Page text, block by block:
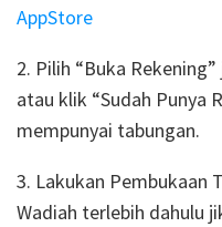
AppStore
2. Pilih “Buka
atau klik “Sudah Punya
mempunyai tabungan.
3. Lakukan Pembukaan
Wadiah terlebih dahulu